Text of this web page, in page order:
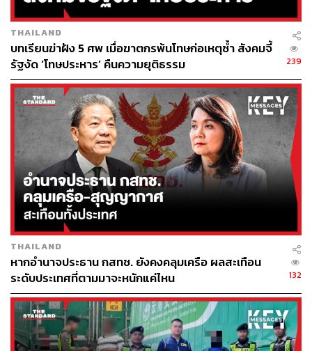
เร่งอัปเดตข้อมูลเมือง ยกระดับการบริหารจัดการ
จุดตัด
ดร.ภานุเดช เสนอแนะว่า การปรับปรุงการบริหารจัดการ
บริเวณจุดตัด จำเป็นต้องอาศัยข้อมูลที่เป็นปัจจุบันร่วมกัน
ระหว่างหน่วยงานด้านระบบราง ระบบถนน และการจราจร
เนื่องด้วยบริบทของเมืองที่เปลี่ยนแปลงไปอย่างมาก ทั้งในมิติ
ของจำนวนประชากร กิจกรรมการใช้พื้นที่ สิ่งปลูกสร้าง
ปริมาณการจราจร ตลอดจนรูปแบบของทางแยกและโครง
ข่ายถนนโดยรอบ
ข้อมูลเหล่านี้มีความสำคัญอย่างยิ่งต่อการออกแบบและ
ปรับปรุงการควบคุมสัญญาณไฟจราจร การระบายรถ และ
การประเมินความเสี่ยงบริเวณจุดตัด เพื่อให้การบริหาร
จัดการสามารถสอดคล้องกับสภาพการใช้งานจริงของแต่ละ
พื้นที่ได้มากยิ่งขึ้น ซึ่งหากสามารถบริหารจัดการได้อย่าง
เหมาะสม จะช่วยลดโอกาสการเกิดปัญหารถค้างบริเวณจุด
ตัดทางรถไฟ หรือลดกรณีที่สัญญาณจราจรยังคงปล่อยรถเข้า
สู่พื้นที่แม้ว่าด้านหน้าจะเริ่มเกิดการสะสมของปริมาณรถแล้ว
ก็ตาม
THAILAND
บทเรียนฆ่าฝัง 5 ศพ เมื่อฆาตกรพ้นโทษก่อเหตุซ้ำ สังคมจี้
รัฐงัด ‘โทษประหาร’ คืนความยุติธรรม
239
THAILAND
หากอำนาจประธาน กสทช. ยังคงคลุมเครือ ผลสะเทือน
ระดับประเทศที่ตามมาจะหนักแค่ไหน
132